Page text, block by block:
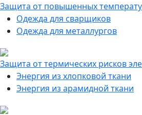
Защита от повышенных
Одежда для сварщиков
Одежда для металлургов
Защита от термических рисков
Энергия из хлопковой ткани
Энергия из арамидной ткани